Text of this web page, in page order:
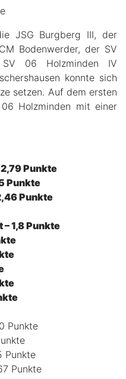
JSG Burgberg III, der
Bodenwerder, der SV
06 Holzminden IV
konnte sich
setzen. Auf dem ersten
Holzminden mit einer
Punkte
Punkte
Punkte
1,8 Punkte
Punkte
Punkte
Punkte